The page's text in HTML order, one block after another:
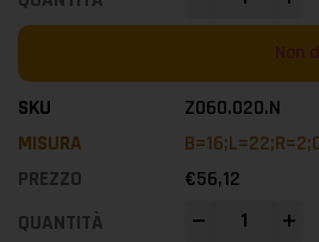
Non
Z060.020.N
€56,12